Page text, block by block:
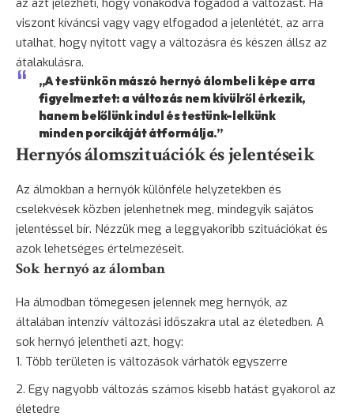
viszont kíváncsi vagy vagy elfogadod a jelenlétét, az arra
utalhat, hogy nyitott vagy a változásra és készen állsz az
átalakulásra.
„A testünkön mászó hernyó álombeli képe arra
figyelmeztet: a változás nem kívülről érkezik,
hanem belőlünk indul és testünk-lelkünk
minden porcikáját átformálja.”
Hernyós álomszituációk és jelentéseik
Az álmokban a hernyók különféle helyzetekben és
cselekvések közben jelenhetnek meg, mindegyik sajátos
jelentéssel bír. Nézzük meg a leggyakoribb szituációkat és
azok lehetséges értelmezéseit.
Sok hernyó az álomban
Ha álmodban tömegesen jelennek meg hernyók, az
általában intenzív változási időszakra utal az életedben. A
sok hernyó jelentheti azt, hogy:
Több területen is változások várhatók egyszerre
Egy nagyobb változás számos kisebb hatást gyakorol az
életedre